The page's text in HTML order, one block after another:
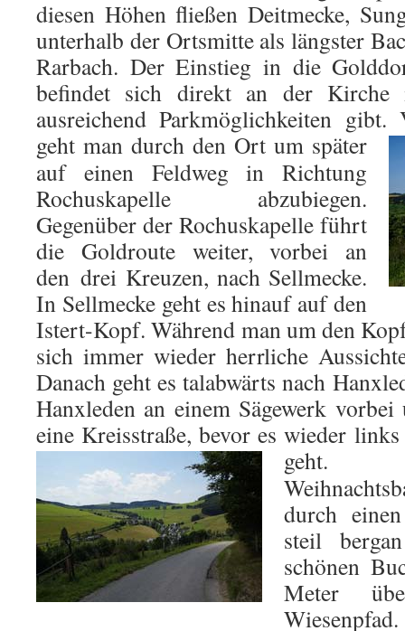
diesen Höhen fließen Deitmecke,
unterhalb der Ortsmitte als längster
Rarbach. Der Einstieg in die
befindet sich direkt an der
ausreichend Parkmöglichkeiten gibt.
geht man durch den Ort um später
auf einen Feldweg in Richtung
Rochuskapelle abzubiegen.
Gegenüber der Rochuskapelle führt
die Goldroute weiter, vorbei an
den drei Kreuzen, nach Sellmecke.
In Sellmecke geht es hinauf auf den
Istert-Kopf. Während man um den
sich immer wieder herrliche
Danach geht es talabwärts nach
Hanxleden an einem Sägewerk
eine Kreisstraße, bevor es wieder
geht.
durch
steil
schönen
Meter